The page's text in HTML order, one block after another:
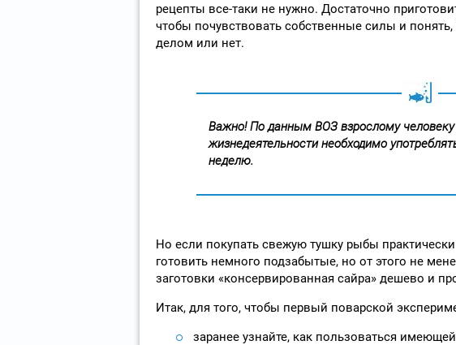
рецепты все-таки не нужно. Достаточно
чтобы почувствовать собственные силы и
делом или нет.
Важно! По данным ВОЗ взрослому
жизнедеятельности необходимо
неделю.
Но если покупать свежую тушку рыбы
готовить немного подзабытые, но от этого не
заготовки «консервированная сайра» дешево и
Итак, для того, чтобы первый поварской
заранее узнайте, как пользоваться